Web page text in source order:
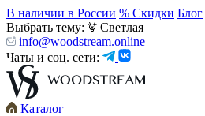
В наличии в России % Скидки Блог
Выбрать тему:
Светлая
info@woodstream.online
Чаты и соц. сети:
Каталог